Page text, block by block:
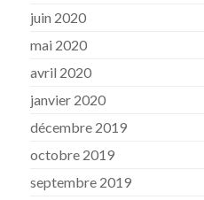
juin 2020
mai 2020
avril 2020
janvier 2020
décembre 2019
octobre 2019
septembre 2019